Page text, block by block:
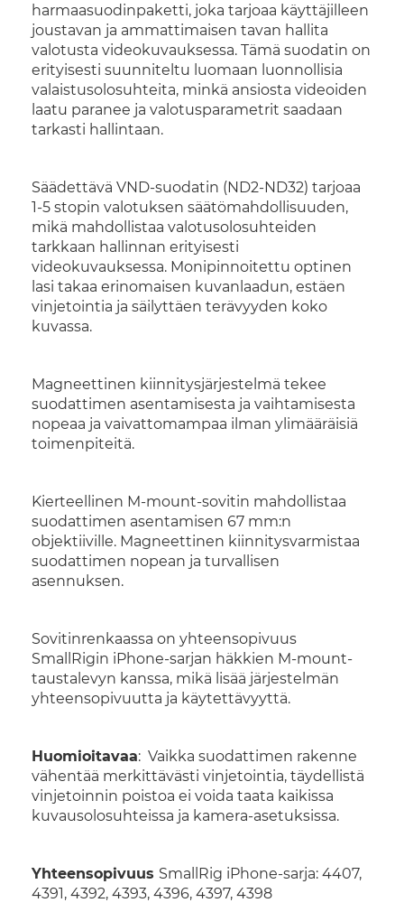
harmaasuodinpaketti, joka tarjoaa käyttäjilleen
joustavan ja ammattimaisen tavan hallita
valotusta videokuvauksessa. Tämä suodatin on
erityisesti suunniteltu luomaan luonnollisia
valaistusolosuhteita, minkä ansiosta videoiden
laatu paranee ja valotusparametrit saadaan
tarkasti hallintaan.
Säädettävä VND-suodatin (ND2-ND32) tarjoaa
1-5 stopin valotuksen säätömahdollisuuden,
mikä mahdollistaa valotusolosuhteiden
tarkkaan hallinnan erityisesti
videokuvauksessa. Monipinnoitettu optinen
lasi takaa erinomaisen kuvanlaadun, estäen
vinjetointia ja säilyttäen terävyyden koko
kuvassa.
Magneettinen kiinnitysjärjestelmä tekee
suodattimen asentamisesta ja vaihtamisesta
nopeaa ja vaivattomampaa ilman ylimääräisiä
toimenpiteitä.
Kierteellinen M-mount-sovitin mahdollistaa
suodattimen asentamisen 67 mm:n
objektiiville. Magneettinen kiinnitysvarmistaa
suodattimen nopean ja turvallisen
asennuksen.
Sovitinrenkaassa on yhteensopivuus
SmallRigin iPhone-sarjan häkkien M-mount-
taustalevyn kanssa, mikä lisää järjestelmän
yhteensopivuutta ja käytettävyyttä.
Huomioitavaa: Vaikka suodattimen rakenne
vähentää merkittävästi vinjetointia, täydellistä
vinjetoinnin poistoa ei voida taata kaikissa
kuvausolosuhteissa ja kamera-asetuksissa.
Yhteensopivuus SmallRig iPhone-sarja: 4407,
4391, 4392, 4393, 4396, 4397, 4398